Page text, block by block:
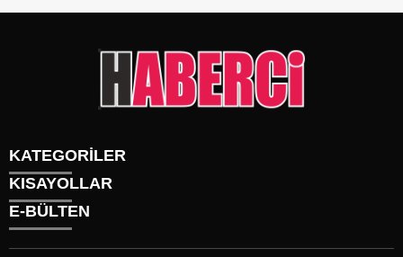
KATEGORİLER
Gündem
Siyaset
KISAYOLLAR
Künye
Üyelik
E-BÜLTEN